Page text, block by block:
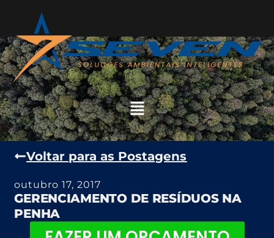
Voltar para as Postagens
outubro 17, 2017
GERENCIAMENTO DE RESÍDUOS NA
PENHA